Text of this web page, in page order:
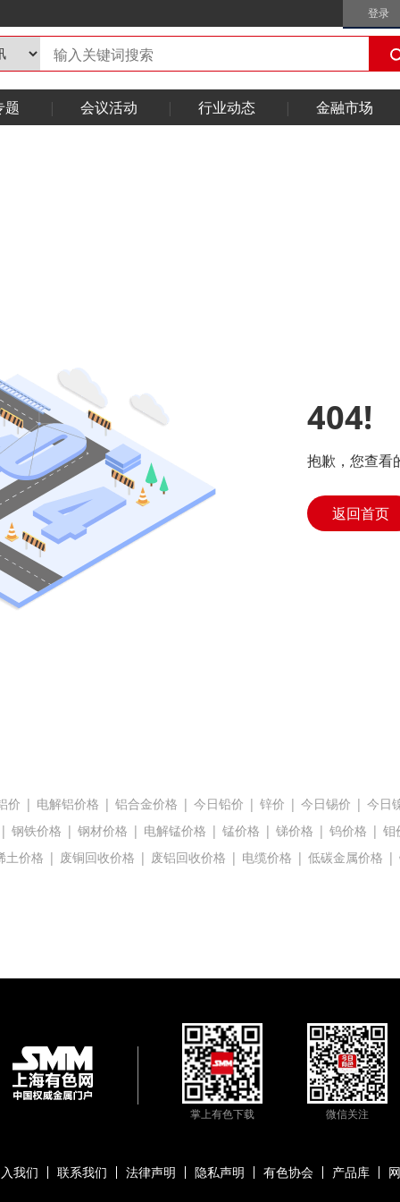
登录
题 会议活动 行业动态 金融市场
404!
抱歉，您查看
返回首页
价 | 电解铝价格 | 铝合金价格 | 今日铅价 | 锌价 | 今日锡价 | 今日
| 钢铁价格 | 钢材价格 | 电解锰价格 | 锰价格 | 锑价格 | 钨价格 | 钼
土价格 | 废铜回收价格 | 废铝回收价格 | 电缆价格 | 低碳金属价格 |
掌上有色下载 微信关注
我们 联系我们 法律声明 隐私声明 有色协会 产品库